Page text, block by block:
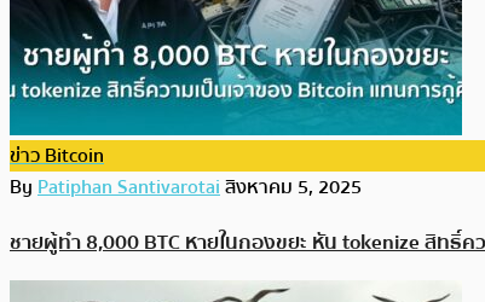
ข่าว Bitcoin
ByPatiphan Santivarotaiสิงหาคม 5, 2025
ชายผู้ทำ 8,000 BTC หายในกองขยะ หัน tokenize สิทธิ์